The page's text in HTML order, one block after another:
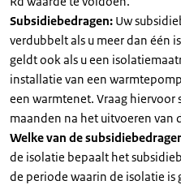
Subsidiebedragen: Uw
verdubbelt als u meer dan één
geldt ook als u een
installatie van een
een warmtenet. Vraag hiervoor
maanden na het uitvoeren van
Welke van de
de isolatie bepaalt het
de periode waarin de isolatie is